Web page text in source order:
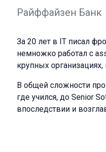
Райффайзен Банк
За 20 лет в IT писал
немножко работал с
крупных
В общей сложности
где учился, до Senior
впоследствии и